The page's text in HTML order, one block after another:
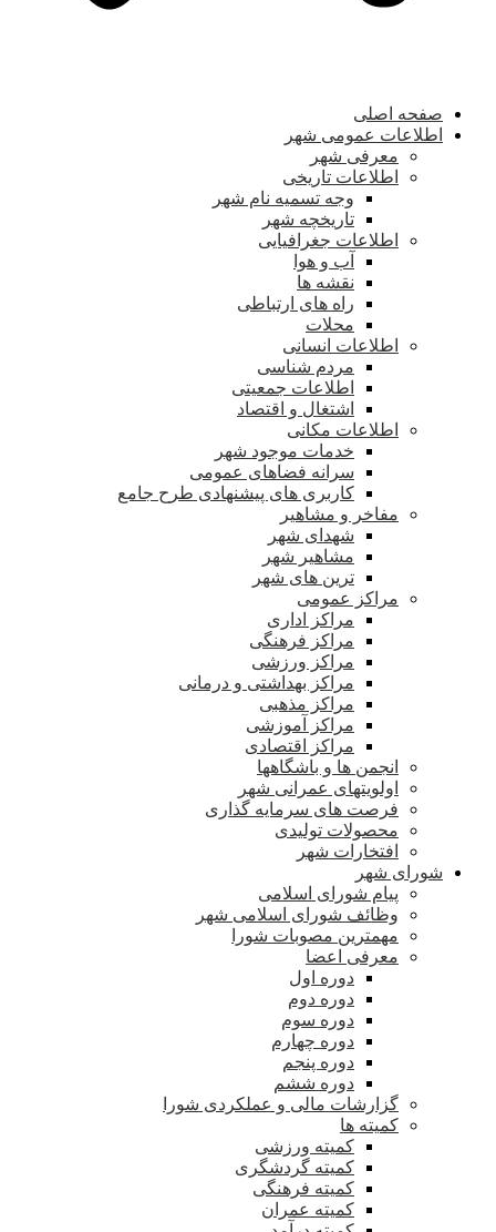
صفحه اصلی
اطلاعات عمومی شهر
معرفی شهر
اطلاعات تاریخی
وجه تسمیه نام شهر
تاریخچه شهر
اطلاعات جغرافیایی
آب و هوا
نقشه ها
راه های ارتباطی
محلات
اطلاعات انسانی
مردم شناسی
اطلاعات جمعیتی
اشتغال و اقتصاد
اطلاعات مکانی
خدمات موجود شهر
سرانه فضاهای عمومی
کاربری های پیشنهادی طرح جامع
مفاخر و مشاهیر
شهدای شهر
مشاهیر شهر
ترین های شهر
مراکز عمومی
مراکز اداری
مراکز فرهنگی
مراکز ورزشی
مراکز بهداشتی و درمانی
مراکز مذهبی
مراکز آموزشی
مراکز اقتصادی
انجمن ها و باشگاهها
اولویتهای عمرانی شهر
فرصت های سرمایه گذاری
محصولات تولیدی
افتخارات شهر
شورای شهر
پیام شورای اسلامی
وظائف شورای اسلامی شهر
مهمترین مصوبات شورا
معرفی اعضا
دوره اول
دوره دوم
دوره سوم
دوره چهارم
دوره پنجم
دوره ششم
گزارشات مالی و عملکردی شورا
کمیته ها
کمیته ورزشی
کمیته گردشگری
کمیته فرهنگی
کمیته عمران